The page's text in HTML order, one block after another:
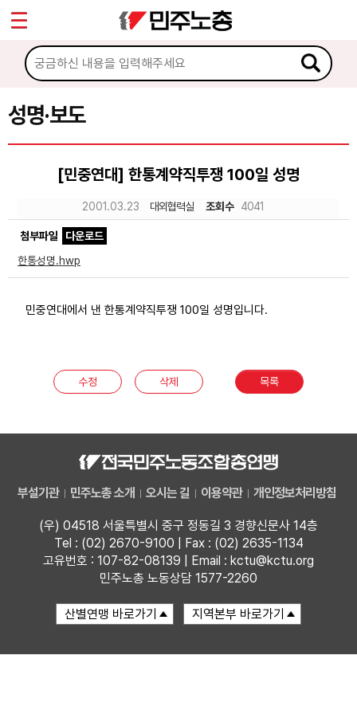
성명·보도
[민중연대] 한통계약직투쟁 100일 성명
2001.03.23 대외협력실 조회수 4041
첨부파일
다운로드
한통성명.hwp
민중연대에서 낸 한통계약직투쟁 100일 성명입니다.
수정 삭제 목록
부설기관 민주노총 소개 오시는 길 이용약관 개인정보처리방침
(우) 04518 서울특별시 중구 정동길 3 경향신문사 14층
Tel : (02) 2670-9100 | Fax : (02) 2635-1134
고유번호 : 107-82-08139 | Email : kctu@kctu.org
민주노총 노동상담 1577-2260
마이페이지
소개
소식
공지사항
성명·보도
노동상담
자료
Sketchbook5, 스케치북5
Sketchbook5, 스케치북5